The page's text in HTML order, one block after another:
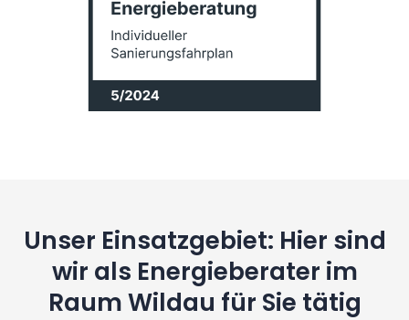
Unser Einsatzgebiet: Hier sind
wir als Energieberater im
Raum Wildau für Sie tätig